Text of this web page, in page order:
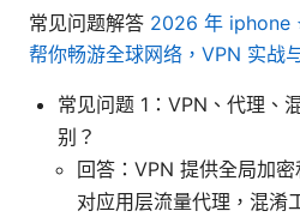
常见问题解答 2026 年 iphone
帮你畅游全球网络，VPN 实战
常见问题 1：VPN、代理、
别？
回答：VPN 提供全局加
对应用层流量代理，混淆